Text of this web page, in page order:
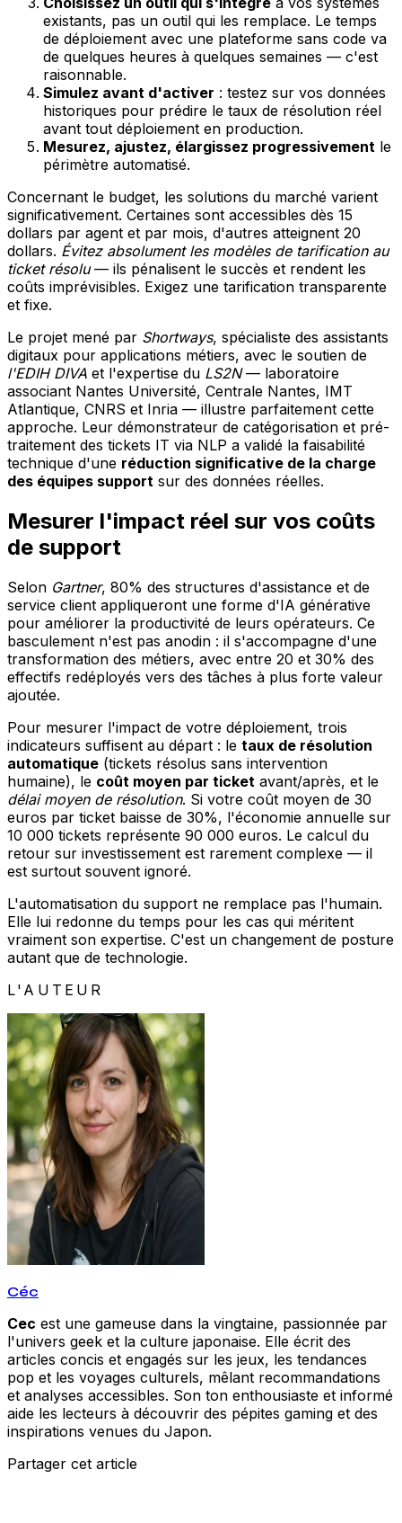
existants, pas un outil qui les remplace. Le temps
de déploiement avec une plateforme sans code va
de quelques heures à quelques semaines — c'est
raisonnable.
Simulez avant d'activer : testez sur vos données
historiques pour prédire le taux de résolution réel
avant tout déploiement en production.
Mesurez, ajustez, élargissez progressivement le
périmètre automatisé.
Concernant le budget, les solutions du marché varient
significativement. Certaines sont accessibles dès 15
dollars par agent et par mois, d'autres atteignent 20
dollars. Évitez absolument les modèles de tarification au
ticket résolu— ils pénalisent le succès et rendent les
coûts imprévisibles. Exigez une tarification transparente
et fixe.
Le projet mené par Shortways, spécialiste des assistants
digitaux pour applications métiers, avec le soutien de
l'EDIH DIVA et l'expertise du LS2N— laboratoire
associant Nantes Université, Centrale Nantes, IMT
Atlantique, CNRS et Inria — illustre parfaitement cette
approche. Leur démonstrateur de catégorisation et pré-
traitement des tickets IT via NLP a validé la faisabilité
technique d'une réduction significative de la charge
des équipes support sur des données réelles.
Mesurer l'impact réel sur vos coûts
de support
Selon Gartner, 80% des structures d'assistance et de
service client appliqueront une forme d'IA générative
pour améliorer la productivité de leurs opérateurs. Ce
basculement n'est pas anodin : il s'accompagne d'une
transformation des métiers, avec entre 20 et 30% des
effectifs redéployés vers des tâches à plus forte valeur
ajoutée.
Pour mesurer l'impact de votre déploiement, trois
indicateurs suffisent au départ : le taux de résolution
automatique (tickets résolus sans intervention
humaine), le coût moyen par ticket avant/après, et le
délai moyen de résolution. Si votre coût moyen de 30
euros par ticket baisse de 30%, l'économie annuelle sur
10 000 tickets représente 90 000 euros. Le calcul du
retour sur investissement est rarement complexe — il
est surtout souvent ignoré.
L'automatisation du support ne remplace pas l'humain.
Elle lui redonne du temps pour les cas qui méritent
vraiment son expertise. C'est un changement de posture
autant que de technologie.
L'AUTEUR
Céc
Cec est une gameuse dans la vingtaine, passionnée par
l'univers geek et la culture japonaise. Elle écrit des
articles concis et engagés sur les jeux, les tendances
pop et les voyages culturels, mêlant recommandations
et analyses accessibles. Son ton enthousiaste et informé
aide les lecteurs à découvrir des pépites gaming et des
inspirations venues du Japon.
Partager cet article